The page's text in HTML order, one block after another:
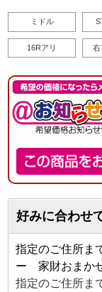
ミドル
16Rアリ 右
好みに合わせ
指定のご住所ま
ー 家財おまか
指定のご住所ま